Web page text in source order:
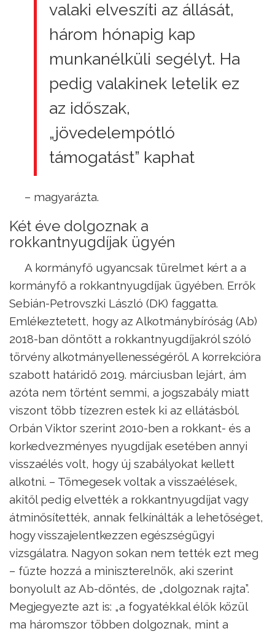
valaki elveszíti az állását,
három hónapig kap
munkanélküli segélyt. Ha
pedig valakinek letelik ez
az időszak,
„jövedelempótló
támogatást” kaphat
– magyarázta.
Két éve dolgoznak a
rokkantnyugdíjak ügyén
A kormányfő ugyancsak türelmet kért a a
kormányfő a rokkantnyugdíjak ügyében. Errők
Sebián-Petrovszki László (DK) faggatta.
Emlékeztetett, hogy az Alkotmánybíróság (Ab)
2018-ban döntött a rokkantnyugdíjakról szóló
törvény alkotmányellenességéről. A korrekcióra
szabott határidő 2019. márciusban lejárt, ám
azóta nem történt semmi, a jogszabály miatt
viszont több tízezren estek ki az ellátásból.
Orbán Viktor szerint 2010-ben a rokkant- és a
korkedvezményes nyugdíjak esetében annyi
visszaélés volt, hogy új szabályokat kellett
alkotni. – Tömegesek voltak a visszaélések,
akitől pedig elvették a rokkantnyugdíjat vagy
átminősítették, annak felkínálták a lehetőséget,
hogy visszajelentkezzen egészségügyi
vizsgálatra. Nagyon sokan nem tették ezt meg
– fűzte hozzá a miniszterelnök, aki szerint
bonyolult az Ab-döntés, de „dolgoznak rajta”.
Megjegyezte azt is: „a fogyatékkal élők közül
ma háromszor többen dolgoznak, mint a